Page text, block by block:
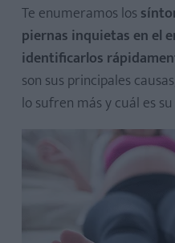
Te enumeramos los
piernas inquietas en el
identificarlos
son sus principales
lo sufren más y cuál es